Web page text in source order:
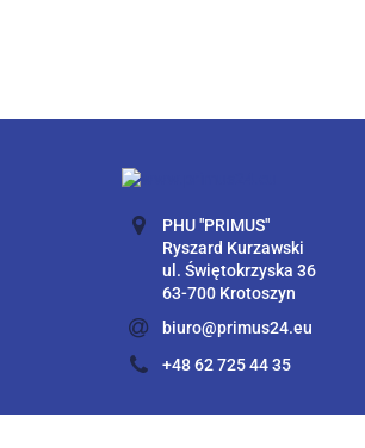
PHU "PRIMUS"
Ryszard Kurzawski
ul. Świętokrzyska 36
63-700 Krotoszyn
biuro@primus24.eu
+48 62 725 44 35